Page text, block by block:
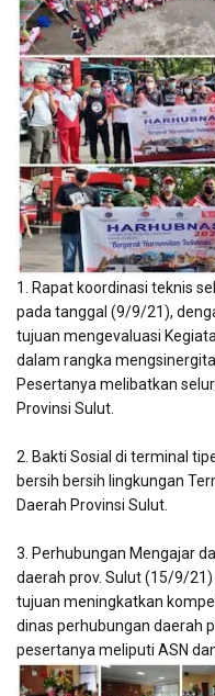
1. Rapat koordinasi teknis
pada tanggal (9/9/21),
tujuan mengevaluasi
dalam rangka
Pesertanya melibatkan
Provinsi Sulut.
2. Bakti Sosial di terminal
bersih bersih lingkungan
Daerah Provinsi Sulut.
3. Perhubungan Mengajar
daerah prov. Sulut (15/9/21)
tujuan meningkatkan
dinas perhubungan daerah
pesertanya meliputi ASN